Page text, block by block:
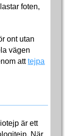
foten,
ont utan
vägen
atttejpa
är ett
När